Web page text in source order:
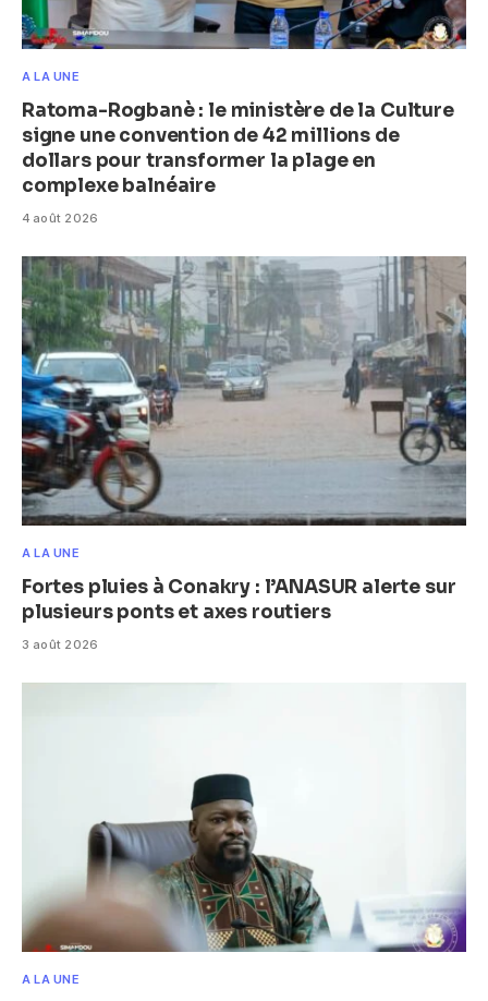
A LA UNE
Ratoma-Rogbanè : le ministère de la Culture
signe une convention de 42 millions de
dollars pour transformer la plage en
complexe balnéaire
4 août 2026
A LA UNE
Fortes pluies à Conakry : l’ANASUR alerte sur
plusieurs ponts et axes routiers
3 août 2026
A LA UNE